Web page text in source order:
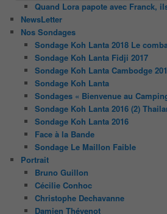
Quand Lora papote avec Franck,
NewsLetter
Nos Sondages
Sondage Koh Lanta 2018 Le
Sondage Koh Lanta Fidji 2017
Sondage Koh Lanta Cambodge
Sondage Koh Lanta
Sondages « Bienvenue au
Sondage Koh Lanta 2016 (2)
Sondage Koh Lanta 2016
Face à la Bande
Sondage Le Maillon Faible
Portrait
Bruno Guillon
Cécilie Conhoc
Christophe Dechavanne
Damien Thévenot